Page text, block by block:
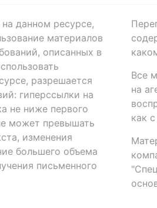
данном ресурсе,
материалов
описанных в
разрешается
гиперссылки на
не ниже первого
может превышать
изменения
большего объема
письменного
Все
на
как